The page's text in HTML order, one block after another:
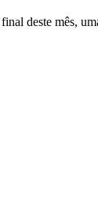
deste mês,